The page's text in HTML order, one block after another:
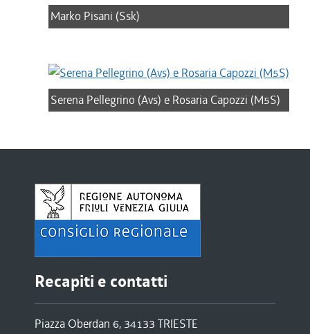
Marko Pisani (Ssk)
Serena Pellegrino (Avs) e Rosaria Capozzi (M5S)
Recapiti e contatti
Piazza Oberdan 6, 34133 TRIESTE